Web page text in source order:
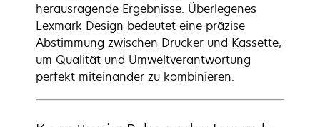
herausragende Ergebnisse. Überlegenes
Lexmark Design bedeutet eine präzise
Abstimmung zwischen Drucker und Kassette,
um Qualität und Umweltverantwortung
perfekt miteinander zu kombinieren.